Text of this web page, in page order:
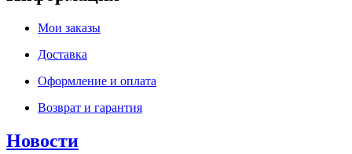
Мои заказы
Доставка
Оформление и оплата
Возврат и гарантия
Новости